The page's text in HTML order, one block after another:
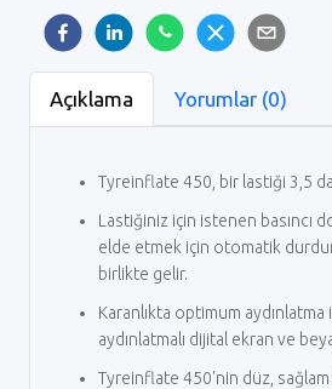
Açıklama Yorumlar (0)
Tyreinflate 450, bir lastiği 3,5
Lastiğiniz için istenen basıncı
elde etmek için otomatik
birlikte gelir.
Karanlıkta optimum aydınlatma
aydınlatmalı dijital ekran ve
Tyreinflate 450'nin düz, sağlam